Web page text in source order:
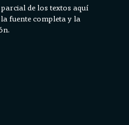
de los textos aquí
fuente completa y la